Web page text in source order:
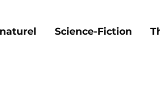
Science-Fiction